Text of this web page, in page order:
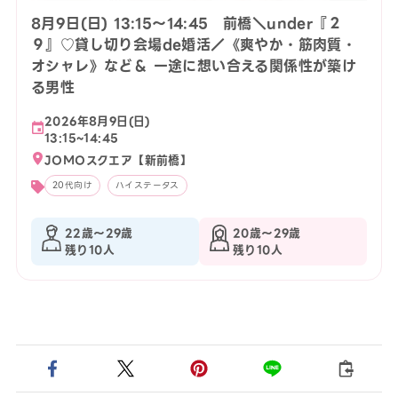
8月9日(日) 13:15〜14:45 前橋＼under『２
９』♡貸し切り会場de婚活／《爽やか・筋肉質・
オシャレ》など＆ 一途に想い合える関係性が築け
る男性
2026年8月9日(日)
13:15~14:45
JOMOスクエア【新前橋】
20代向け ハイステータス
22歳〜29歳
残り10人
20歳〜29歳
残り10人